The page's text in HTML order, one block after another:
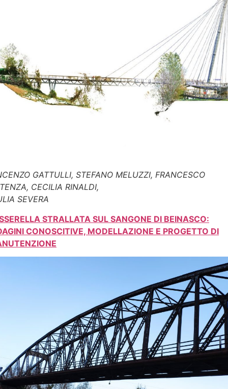
GATTULLI, STEFANO MELUZZI, FRANCESCO
CECILIA RINALDI,
SEVERA
STRALLATA SUL SANGONE DI BEINASCO:
CONOSCITIVE, MODELLAZIONE E PROGETTO DI